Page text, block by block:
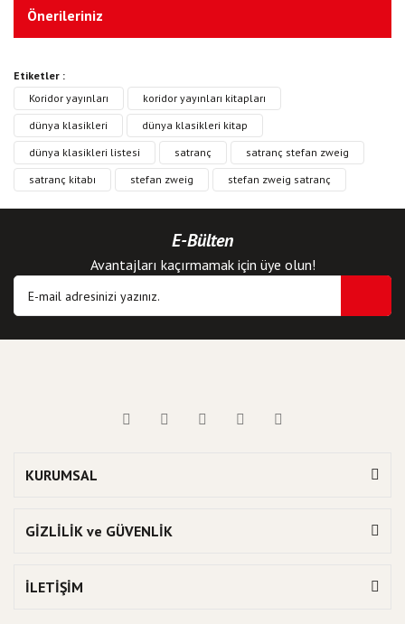
Önerileriniz
Etiketler :
Koridor yayınları
koridor yayınları kitapları
dünya klasikleri
dünya klasikleri kitap
dünya klasikleri listesi
satranç
satranç stefan zweig
satranç kitabı
stefan zweig stefan zweig satranç
E-Bülten
Avantajları kaçırmamak için üye olun!
KURUMSAL
GİZLİLİK ve GÜVENLİK
İLETİŞİM